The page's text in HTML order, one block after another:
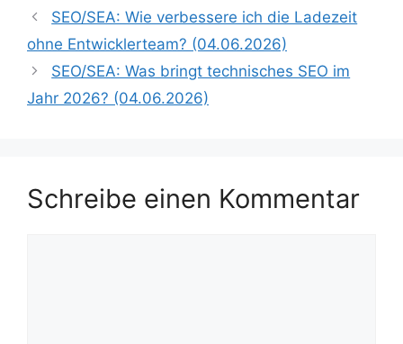
SEO/SEA: Wie verbessere ich die Ladezeit
ohne Entwicklerteam? (04.06.2026)
SEO/SEA: Was bringt technisches SEO im
Jahr 2026? (04.06.2026)
Schreibe einen Kommentar